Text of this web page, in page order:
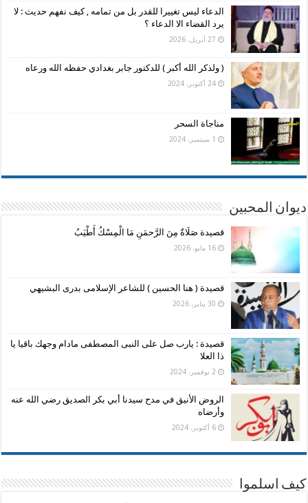
الدعاء ليس تغييرا للقدر بل من تمامه , كيف نفهم حديث : لا
يرد القضاء الا الدعاء ؟
27 أبريل، 2026
( ولذكر الله أكبر ) للدكتور جابر بغدادي حفظه الله ورعاه
24 أكتوبر، 2024
مناجاة السحر
1 سبتمبر، 2024
ديوان المحبين
قصيدة صَلَاةٌ مِنَ الرَّحمَنِ مَا الْمِسْكُ أَطْيَبُ
16 مايو، 2026
قصيدة ( هنا الحسين ) للشاعر الإسلامى بدرى البشيهي
30 يناير، 2026
قصيدة : يارب صل على النبى المصطفى مادام وجهك باقيا يا
ذا العلا
2 نوفمبر، 2024
الروض الأنيق في مدح سيدنا أبي بكر الصديق رضي الله عنه
وأرضاه
6 أكتوبر، 2024
كيف اسلموا